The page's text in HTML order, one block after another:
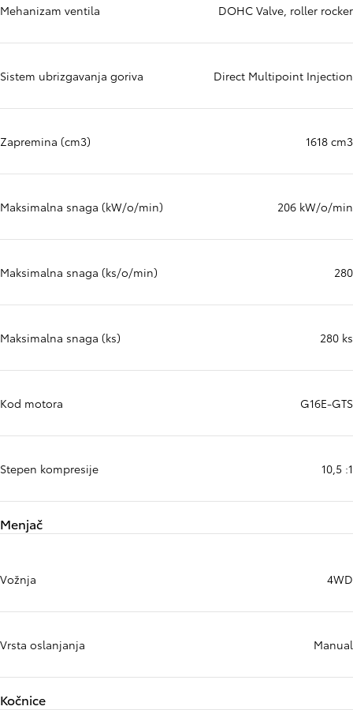
Mehanizam ventila DOHC Valve, roller rocker
Sistem ubrizgavanja goriva Direct Multipoint Injection
Zapremina (cm3) 1618 cm3
Maksimalna snaga (kW/o/min) 206 kW/o/min
Maksimalna snaga (ks/o/min) 280
Maksimalna snaga (ks) 280 ks
Kod motora G16E-GTS
Stepen kompresije 10,5 :1
Menjač
Vožnja 4WD
Vrsta oslanjanja Manual
Kočnice